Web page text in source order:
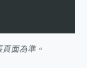
面為準。